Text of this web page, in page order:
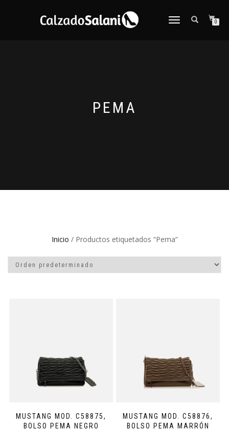
CAMBIAR
0
PEMA
Inicio / Productos etiquetados “Pema”
MUSTANG MOD. C58875,
BOLSO PEMA NEGRO
MUSTANG MOD. C58876,
BOLSO PEMA MARRÓN